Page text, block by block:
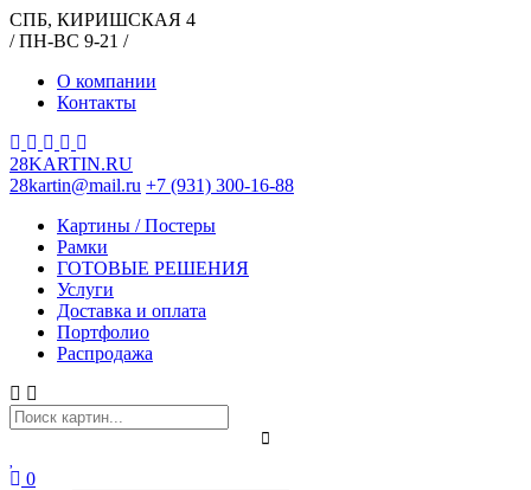
СПБ, КИРИШСКАЯ 4
/ ПН-ВС 9-21 /
О компании
Контакты
28KARTIN.RU
28kartin@mail.ru +7 (931) 300-16-88
Картины / Постеры
Рамки
ГОТОВЫЕ РЕШЕНИЯ
Услуги
Доставка и оплата
Портфолио
Распродажа
0